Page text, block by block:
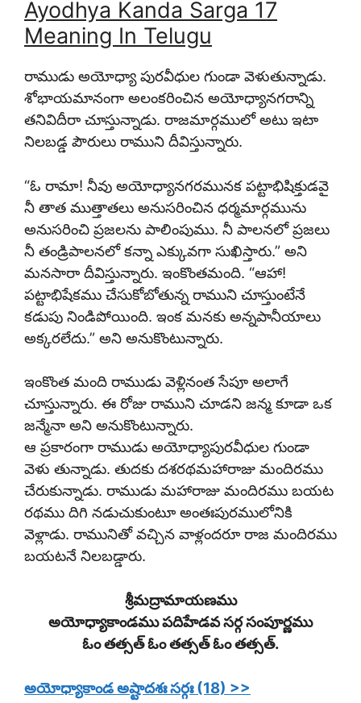
Ayodhya Kanda Sarga 17
Meaning In Telugu
రాముడు అయోధ్యా పురవీధుల గుండా వెళుతున్నాడు.
శోభాయమానంగా అలంకరించిన అయోధ్యానగరాన్ని
తనివిదీరా చూస్తున్నాడు. రాజమార్గములో అటు ఇటా
నిలబడ్డ పౌరులు రాముని దీవిస్తున్నారు.
“ఓ రామా! నీవు అయోధ్యానగరమునక పట్టాభిషిక్తుడవై
నీ తాత ముత్తాతలు అనుసరించిన ధర్మమార్గమును
అనుసరించి ప్రజలను పాలింపుము. నీ పాలనలో ప్రజలు
నీ తండ్రిపాలనలో కన్నా ఎక్కువగా సుఖిస్తారు.” అని
మనసారా దీవిస్తున్నారు. ఇంకొంతమంది. “ఆహా!
పట్టాభిషేకము చేసుకోబోతున్న రాముని చూస్తుంటేనే
కడుపు నిండిపోయింది. ఇంక మనకు అన్నపానీయాలు
అక్కరలేదు.” అని అనుకొంటున్నారు.
ఇంకొంత మంది రాముడు వెళ్లినంత సేపూ అలాగే
చూస్తున్నారు. ఈ రోజు రాముని చూడని జన్మ కూడా ఒక
జన్మేనా అని అనుకొంటున్నారు.
ఆ ప్రకారంగా రాముడు అయోధ్యాపురవీధుల గుండా
వెళు తున్నాడు. తుదకు దశరథమహారాజు మందిరము
చేరుకున్నాడు. రాముడు మహారాజు మందిరము బయట
రథము దిగి నడుచుకుంటూ అంతఃపురములోనికి
వెళ్లాడు. రామునితో వచ్చిన వాళ్లందరూ రాజ మందిరము
బయటనే నిలబడ్డారు.
శ్రీమద్రామాయణము
అయోధ్యాకాండము పదిహేడవ సర్గ సంపూర్ణము
ఓం తత్సత్ ఓం తత్సత్ ఓం తత్సత్.
అయోధ్యాకాండ అష్టాదశః సర్గః (18) >>